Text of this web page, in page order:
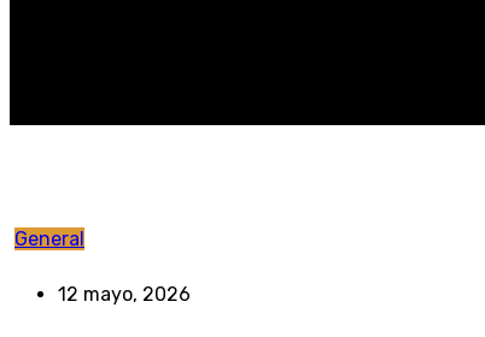
General
12 mayo, 2026